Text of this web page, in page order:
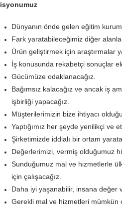
Dünyanın önde gelen eğitim
Fark yaratabileceğimiz diğer
Ürün geliştirmek için araştırmalar
İş konusunda rekabetçi sonuçlar
Gücümüze odaklanacağız.
Bağımsız kalacağız ve ancak iş
işbirliği yapacağız.
Müşterilerimizin bize ihtiyacı
Yaptığımız her şeyde yenilikçi ve
Şirketimizde iddialı bir ortam
Değerlerimizi, vermiş olduğumuz
Sunduğumuz mal ve hizmetlerle
için çalışacağız.
Daha iyi yaşanabilir, insana değer
Gerekli mal ve hizmetleri mümkün